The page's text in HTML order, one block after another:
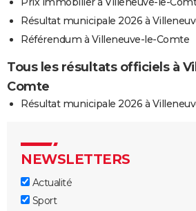
Résultat municipale 2026 à
Référendum à Villeneuve-le-Comte
Tous les résultats officiels à
Comte
Résultat municipale 2026 à
NEWSLETTERS
Actualité
Sport